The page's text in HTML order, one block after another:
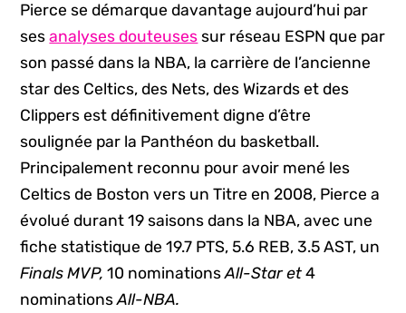
Pierce se démarque davantage aujourd’hui par
sesanalyses douteuses sur réseau ESPN que par
son passé dans la NBA, la carrière de l’ancienne
star des Celtics, des Nets, des Wizards et des
Clippers est définitivement digne d’être
soulignée par la Panthéon du basketball.
Principalement reconnu pour avoir mené les
Celtics de Boston vers un Titre en 2008, Pierce a
évolué durant 19 saisons dans la NBA, avec une
fiche statistique de 19.7 PTS, 5.6 REB, 3.5 AST, un
Finals MVP,10 nominationsAll-Star et4
nominationsAll-NBA.